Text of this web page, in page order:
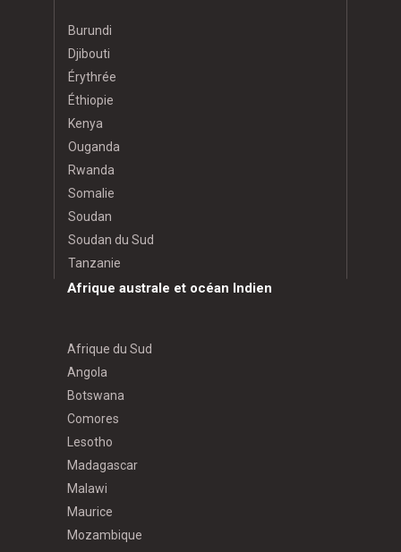
Burundi
Djibouti
Érythrée
Éthiopie
Kenya
Ouganda
Rwanda
Somalie
Soudan
Soudan du Sud
Tanzanie
Afrique australe et océan Indien
Afrique du Sud
Angola
Botswana
Comores
Lesotho
Madagascar
Malawi
Maurice
Mozambique